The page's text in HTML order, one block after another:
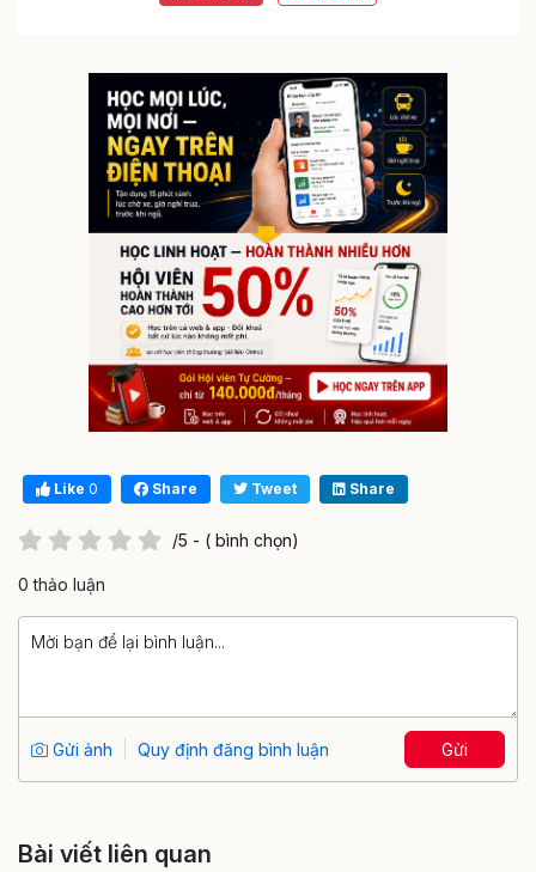
Like 0 Share Tweet Share
/5 - ( bình chọn)
0 thảo luận
Gửi ảnh Quy định đăng bình luận Gửi
Bài viết liên quan